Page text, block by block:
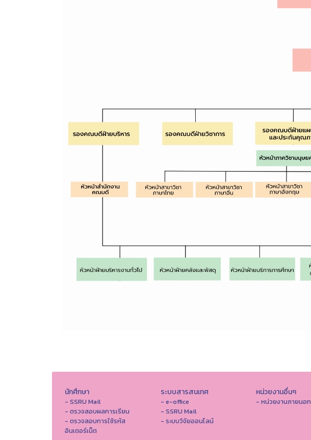
นักศึกษา
- SSRU Mail
- ตรวจสอบผลการเรียน
- ตรวจสอบการใช้รหัส
อินเตอร์เน็ต
ระบบสารสนเทศ
- e-office
- SSRU Mail
- ระบบวิจัยออนไลน์
หน่วยงานอื่นๆ
- หน่วยงานภายนอก